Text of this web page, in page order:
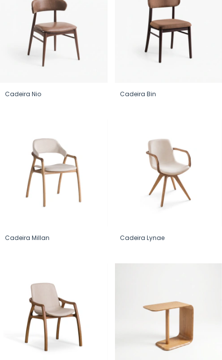
Cadeira Nio Cadeira Bin
Cadeira Millan Cadeira Lynae